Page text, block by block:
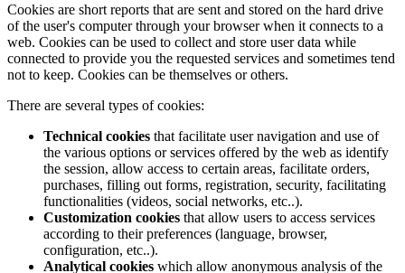
Cookies are short reports that are sent and stored on the hard drive
of the user's computer through your browser when it connects to a
web. Cookies can be used to collect and store user data while
connected to provide you the requested services and sometimes tend
not to keep. Cookies can be themselves or others.
There are several types of cookies:
Technical cookies that facilitate user navigation and use of
the various options or services offered by the web as identify
the session, allow access to certain areas, facilitate orders,
purchases, filling out forms, registration, security, facilitating
functionalities (videos, social networks, etc..).
Customization cookies that allow users to access services
according to their preferences (language, browser,
configuration, etc..).
Analytical cookies which allow anonymous analysis of the